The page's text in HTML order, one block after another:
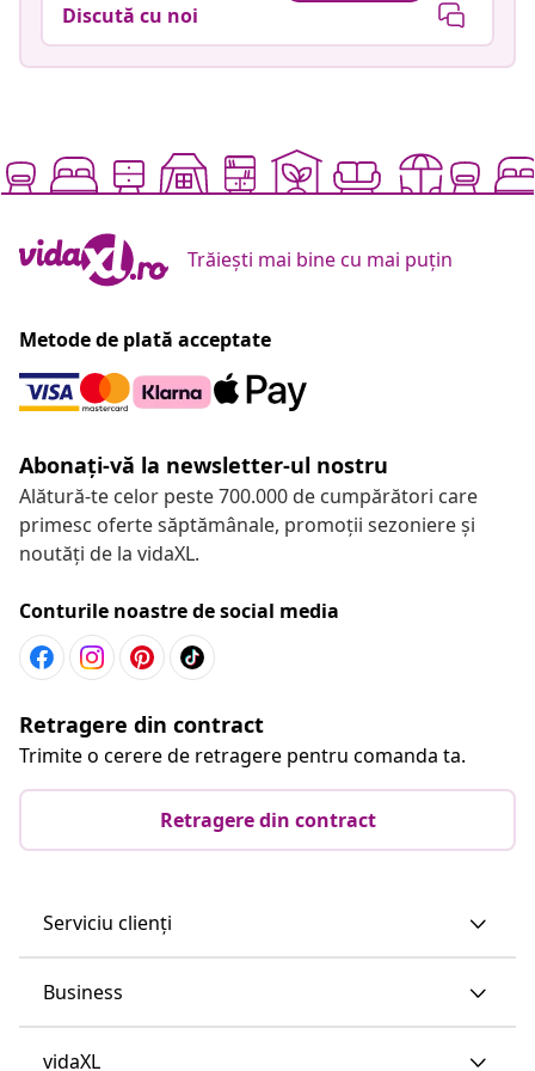
Discută cu noi
Trăiești mai bine cu mai puțin
Metode de plată acceptate
Abonați-vă la newsletter-ul nostru
Alătură-te celor peste 700.000 de cumpărători care
primesc oferte săptămânale, promoții sezoniere și
noutăți de la vidaXL.
Conturile noastre de social media
Retragere din contract
Trimite o cerere de retragere pentru comanda ta.
Retragere din contract
Serviciu clienți
Business
vidaXL